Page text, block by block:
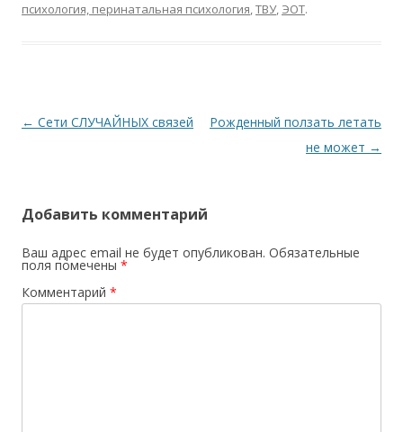
психология, перинатальная психология,ТВУ, ЭОТ.
Навигация по записям
← Сети СЛУЧАЙНЫХ связей
Рожденный ползать летать
не может →
Добавить комментарий
Ваш адрес email не будет опубликован. Обязательные
поля помечены *
Комментарий *